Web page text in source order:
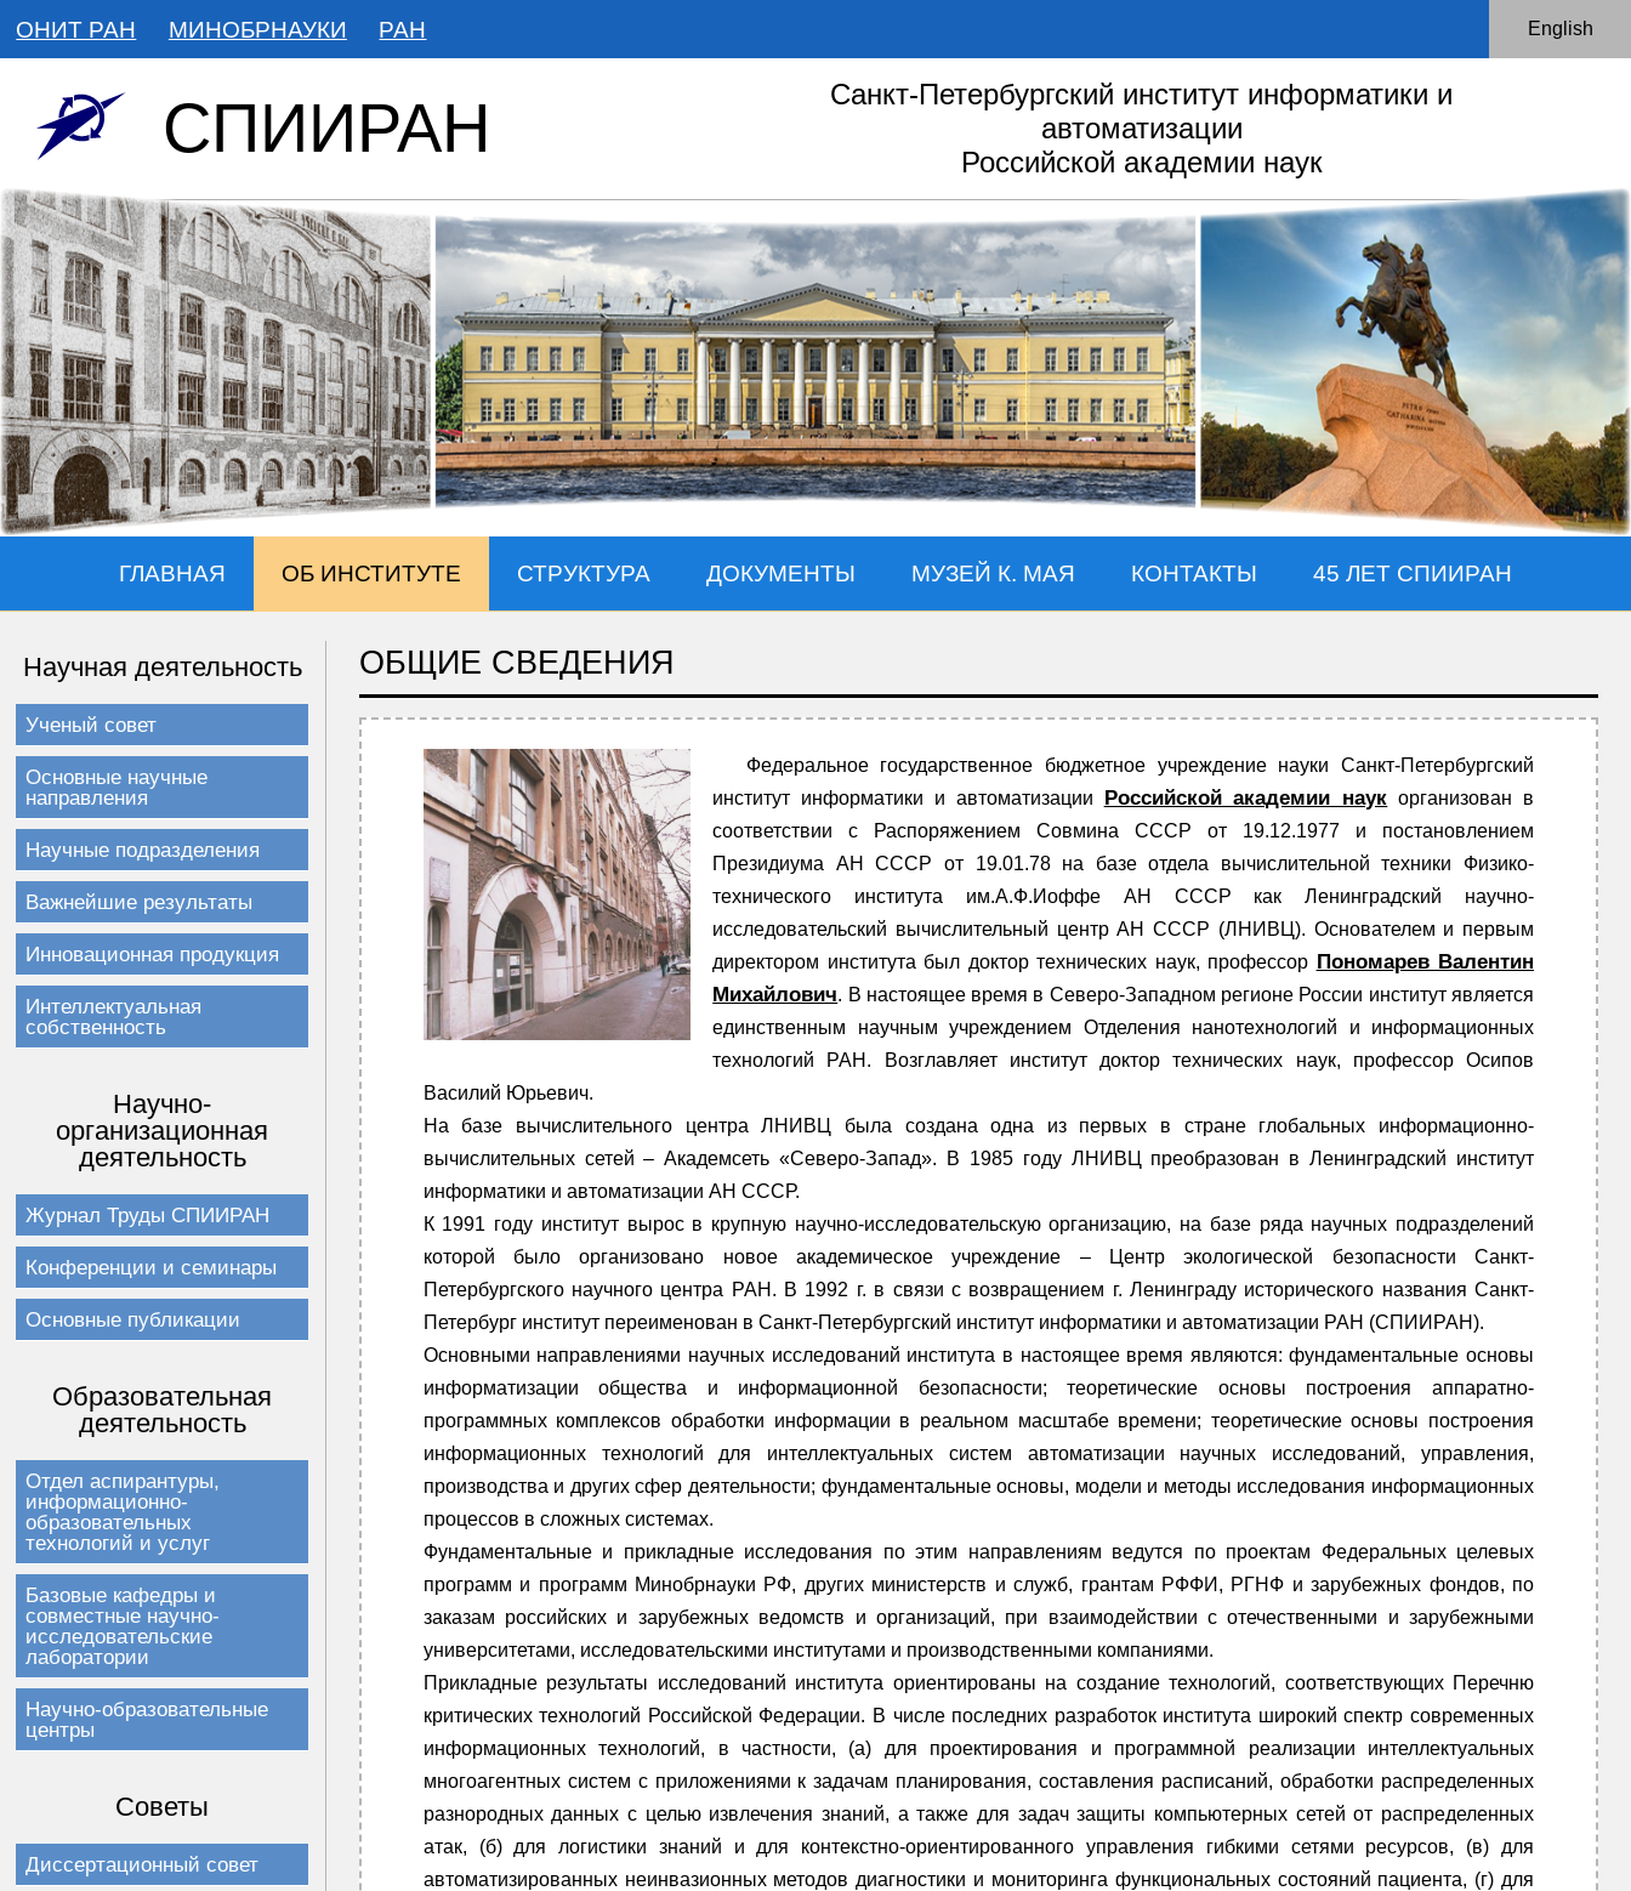
ОНИТ РАН МИНОБРНАУКИ РАН English
СПИИРАН
Санкт-Петербургский институт информатики и
автоматизации
Российской академии наук
ГЛАВНАЯ ОБ ИНСТИТУТЕ СТРУКТУРА ДОКУМЕНТЫ МУЗЕЙ К. МАЯ КОНТАКТЫ 45 ЛЕТ СПИИРАН
Научная деятельность
Ученый совет
Основные научные
направления
Научные подразделения
Важнейшие результаты
Инновационная продукция
Интеллектуальная
собственность
Научно-
организационная
деятельность
Журнал Труды СПИИРАН
Конференции и семинары
Основные публикации
Образовательная
деятельность
Отдел аспирантуры,
информационно-
образовательных
технологий и услуг
Базовые кафедры и
совместные научно-
исследовательские
лаборатории
Научно-образовательные
центры
Cоветы
Диссертационный совет
ОБЩИЕ СВЕДЕНИЯ
Федеральное государственное бюджетное учреждение науки Санкт-Петербургский
институт информатики и автоматизации Российской академии наук организован в
соответствии с Распоряжением Совмина СССР от 19.12.1977 и постановлением
Президиума АН СССР от 19.01.78 на базе отдела вычислительной техники Физико-
технического института им.А.Ф.Иоффе АН СССР как Ленинградский научно-
исследовательский вычислительный центр АН СССР (ЛНИВЦ). Основателем и первым
директором института был доктор технических наук, профессор Пономарев Валентин
Михайлович. В настоящее время в Северо-Западном регионе России институт является
единственным научным учреждением Отделения нанотехнологий и информационных
технологий РАН. Возглавляет институт доктор технических наук, профессор Осипов
Василий Юрьевич.
На базе вычислительного центра ЛНИВЦ была создана одна из первых в стране глобальных информационно-
вычислительных сетей – Академсеть «Северо-Запад». В 1985 году ЛНИВЦ преобразован в Ленинградский институт
информатики и автоматизации АН СССР.
К 1991 году институт вырос в крупную научно-исследовательскую организацию, на базе ряда научных подразделений
которой было организовано новое академическое учреждение – Центр экологической безопасности Санкт-
Петербургского научного центра РАН. В 1992 г. в связи с возвращением г. Ленинграду исторического названия Санкт-
Петербург институт переименован в Санкт-Петербургский институт информатики и автоматизации РАН (СПИИРАН).
Основными направлениями научных исследований института в настоящее время являются: фундаментальные основы
информатизации общества и информационной безопасности; теоретические основы построения аппаратно-
программных комплексов обработки информации в реальном масштабе времени; теоретические основы построения
информационных технологий для интеллектуальных систем автоматизации научных исследований, управления,
производства и других сфер деятельности; фундаментальные основы, модели и методы исследования информационных
процессов в сложных системах.
Фундаментальные и прикладные исследования по этим направлениям ведутся по проектам Федеральных целевых
программ и программ Минобрнауки РФ, других министерств и служб, грантам РФФИ, РГНФ и зарубежных фондов, по
заказам российских и зарубежных ведомств и организаций, при взаимодействии с отечественными и зарубежными
университетами, исследовательскими институтами и производственными компаниями.
Прикладные результаты исследований института ориентированы на создание технологий, соответствующих Перечню
критических технологий Российской Федерации. В числе последних разработок института широкий спектр современных
информационных технологий, в частности, (а) для проектирования и программной реализации интеллектуальных
многоагентных систем с приложениями к задачам планирования, составления расписаний, обработки распределенных
разнородных данных с целью извлечения знаний, а также для задач защиты компьютерных сетей от распределенных
атак, (б) для логистики знаний и для контекстно-ориентированного управления гибкими сетями ресурсов, (в) для
автоматизированных неинвазионных методов диагностики и мониторинга функциональных состояний пациента, (г) для